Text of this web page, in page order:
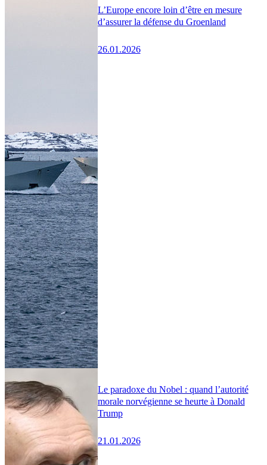
L’Europe encore loin d’être en mesure
d’assurer la défense du Groenland
26.01.2026
Le paradoxe du Nobel : quand l’autorité
morale norvégienne se heurte à Donald
Trump
21.01.2026